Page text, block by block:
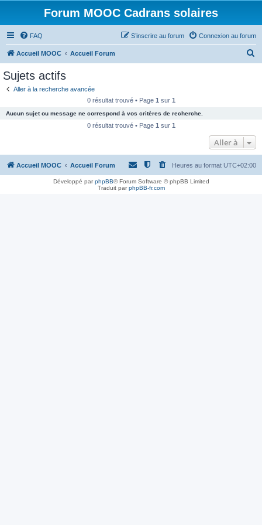
Forum MOOC Cadrans solaires
FAQ Connexion au forum
S’inscrire au forum
Accueil MOOC Accueil Forum
c
e
Sujets actifs
Aller à la recherche avancée
0 résultat trouvé • Page 1 sur 1
Aucun sujet ou message ne correspond à vos critères de recherche.
0 résultat trouvé • Page 1 sur 1
Aller à
Accueil MOOC Accueil Forum Heures au format UTC+02:00
Développé parphpBB® Forum Software © phpBB Limited
Traduit parphpBB-fr.com